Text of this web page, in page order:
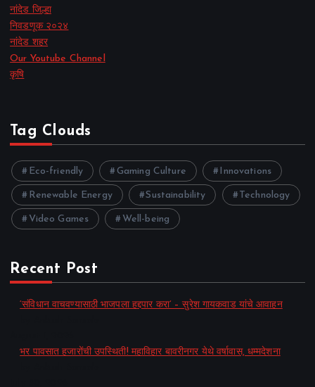
नांदेड जिल्हा
निवडणूक २०२४
नांदेड शहर
Our Youtube Channel
कृषि
Tag Clouds
Eco-friendly Gaming Culture Innovations
Renewable Energy Sustainability Technology
Video Games Well-being
Recent Post
‘संविधान वाचवण्यासाठी भाजपला हद्दपार करा’ – सुरेश गायकवाड यांचे आवाहन
भर पावसात हजारोंची उपस्थिती! महाविहार बावरीनगर येथे वर्षावास, धम्मदेशना